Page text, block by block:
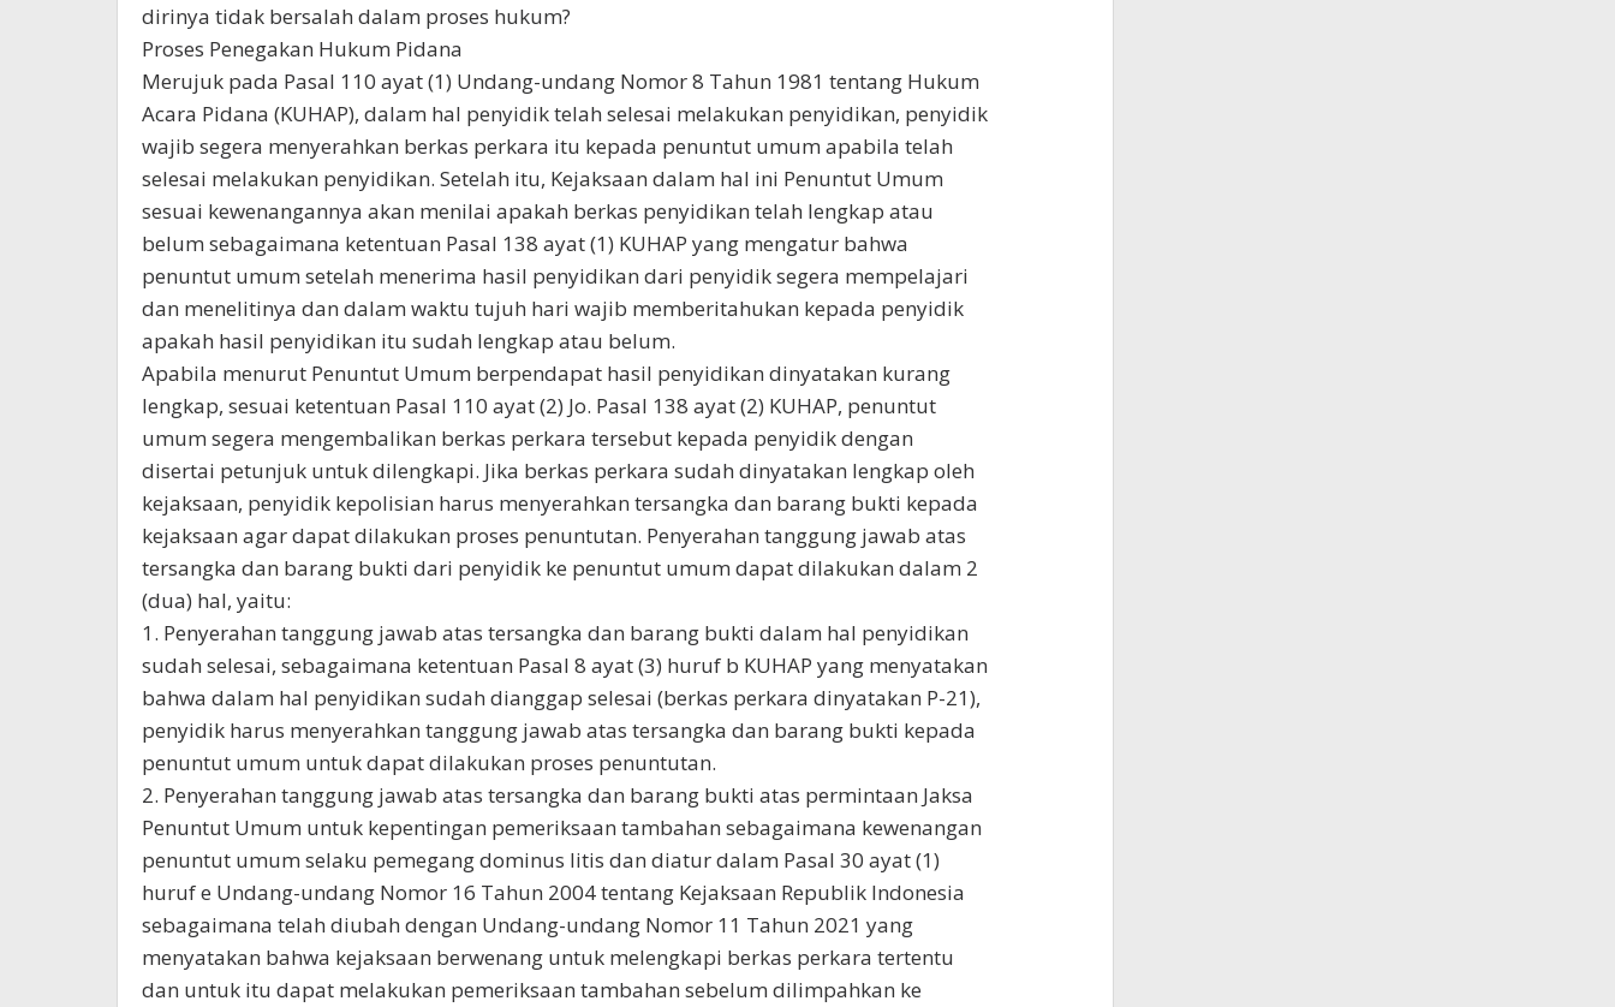
dirinya tidak bersalah dalam proses hukum?
Proses Penegakan Hukum Pidana
Merujuk pada Pasal 110 ayat (1) Undang-undang Nomor 8 Tahun 1981 tentang Hukum
Acara Pidana (KUHAP), dalam hal penyidik telah selesai melakukan penyidikan, penyidik
wajib segera menyerahkan berkas perkara itu kepada penuntut umum apabila telah
selesai melakukan penyidikan. Setelah itu, Kejaksaan dalam hal ini Penuntut Umum
sesuai kewenangannya akan menilai apakah berkas penyidikan telah lengkap atau
belum sebagaimana ketentuan Pasal 138 ayat (1) KUHAP yang mengatur bahwa
penuntut umum setelah menerima hasil penyidikan dari penyidik segera mempelajari
dan menelitinya dan dalam waktu tujuh hari wajib memberitahukan kepada penyidik
apakah hasil penyidikan itu sudah lengkap atau belum.
Apabila menurut Penuntut Umum berpendapat hasil penyidikan dinyatakan kurang
lengkap, sesuai ketentuan Pasal 110 ayat (2) Jo. Pasal 138 ayat (2) KUHAP, penuntut
umum segera mengembalikan berkas perkara tersebut kepada penyidik dengan
disertai petunjuk untuk dilengkapi. Jika berkas perkara sudah dinyatakan lengkap oleh
kejaksaan, penyidik kepolisian harus menyerahkan tersangka dan barang bukti kepada
kejaksaan agar dapat dilakukan proses penuntutan. Penyerahan tanggung jawab atas
tersangka dan barang bukti dari penyidik ke penuntut umum dapat dilakukan dalam 2
(dua) hal, yaitu:
1. Penyerahan tanggung jawab atas tersangka dan barang bukti dalam hal penyidikan
sudah selesai, sebagaimana ketentuan Pasal 8 ayat (3) huruf b KUHAP yang menyatakan
bahwa dalam hal penyidikan sudah dianggap selesai (berkas perkara dinyatakan P-21),
penyidik harus menyerahkan tanggung jawab atas tersangka dan barang bukti kepada
penuntut umum untuk dapat dilakukan proses penuntutan.
2. Penyerahan tanggung jawab atas tersangka dan barang bukti atas permintaan Jaksa
Penuntut Umum untuk kepentingan pemeriksaan tambahan sebagaimana kewenangan
penuntut umum selaku pemegang dominus litis dan diatur dalam Pasal 30 ayat (1)
huruf e Undang-undang Nomor 16 Tahun 2004 tentang Kejaksaan Republik Indonesia
sebagaimana telah diubah dengan Undang-undang Nomor 11 Tahun 2021 yang
menyatakan bahwa kejaksaan berwenang untuk melengkapi berkas perkara tertentu
dan untuk itu dapat melakukan pemeriksaan tambahan sebelum dilimpahkan ke